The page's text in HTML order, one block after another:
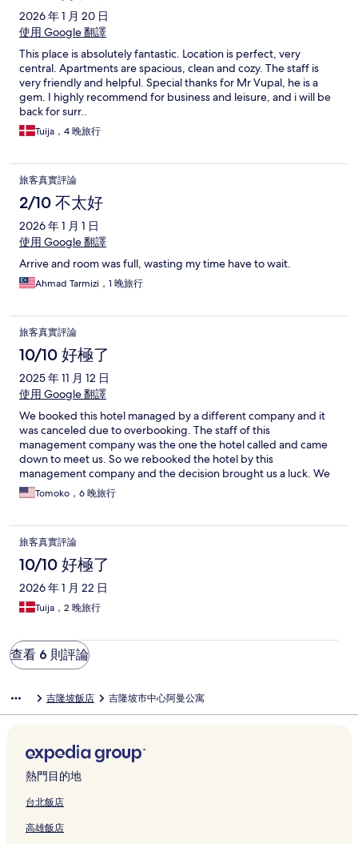
2026 年 1 月 20 日
使用 Google 翻譯
This place is absolutely fantastic. Location is perfect, very
central. Apartments are spacious, clean and cozy. The staff is
very friendly and helpful. Special thanks for Mr Vupal, he is a
gem. I highly recommend for business and leisure, and i will be
back for surr..
Tuija，4 晚旅行
旅客真實評論
2/10 不太好
2026 年 1 月 1 日
使用 Google 翻譯
Arrive and room was full, wasting my time have to wait.
Ahmad Tarmizi，1 晚旅行
旅客真實評論
10/10 好極了
2025 年 11 月 12 日
使用 Google 翻譯
We booked this hotel managed by a different company and it
was canceled due to overbooking. The staff of this
management company was the one the hotel called and came
down to meet us. So we rebooked the hotel by this
management company and the decision brought us a luck. We
do recommend to book this hotel by ARMAN,this management
company. After we booked, they took care of us great: They
us the hotel they took us was better and available now. The rest
of the stay was great. Their communication was great and they
really made our KLCC stay comfortable.
Tomoko，6 晚旅行
旅客真實評論
10/10 好極了
2026 年 1 月 22 日
Tuija，2 晚旅行
查看 6 則評論
吉隆坡飯店 吉隆坡市中心阿曼公寓
熱門目的地
台北飯店
高雄飯店